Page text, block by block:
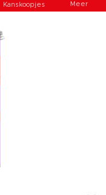
Kanskoopjes Meer